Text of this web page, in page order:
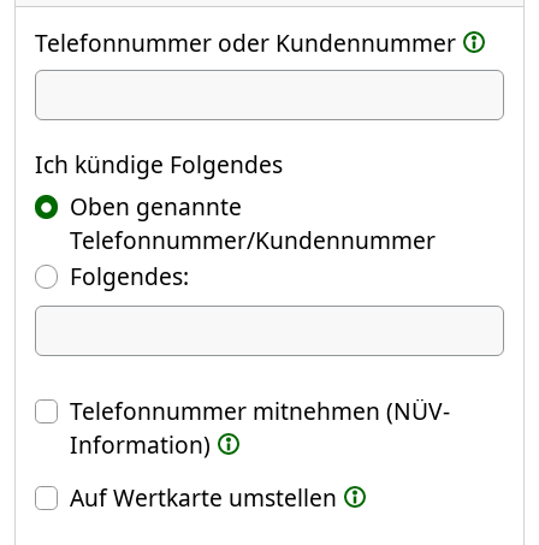
Telefonnummer oder Kundennummer
Ich kündige
Ich kündige Folgendes
Oben genannte
Telefonnummer/Kundennummer
Folgendes:
Ich kündige Folgendes
Telefonnummer mitnehmen (NÜV-
Information)
Auf Wertkarte umstellen